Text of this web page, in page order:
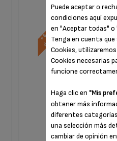
Sin factura
¡Extensión de la
Puede aceptar o
condiciones aquí
en "Aceptar todas" o
Tenga en cuenta que
Cookies,
Cookies necesarias
funcione
Haga clic en "Mis
obtener más
diferentes
una selección más
cambiar de opinión